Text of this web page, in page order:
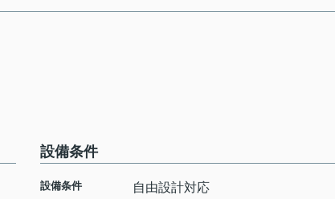
設備条件
設備条件
自由設計対応